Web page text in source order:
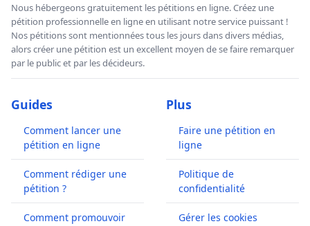
Nous hébergeons gratuitement les pétitions en ligne. Créez une
pétition professionnelle en ligne en utilisant notre service puissant !
Nos pétitions sont mentionnées tous les jours dans divers médias,
alors créer une pétition est un excellent moyen de se faire remarquer
par le public et par les décideurs.
Guides
Comment lancer une
pétition en ligne
Comment rédiger une
pétition ?
Comment promouvoir
Plus
Faire une pétition en
ligne
Politique de
confidentialité
Gérer les cookies